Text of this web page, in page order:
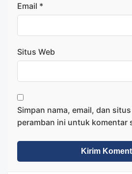
Email *
Situs Web
Simpan nama, email, dan
peramban ini untuk komentar